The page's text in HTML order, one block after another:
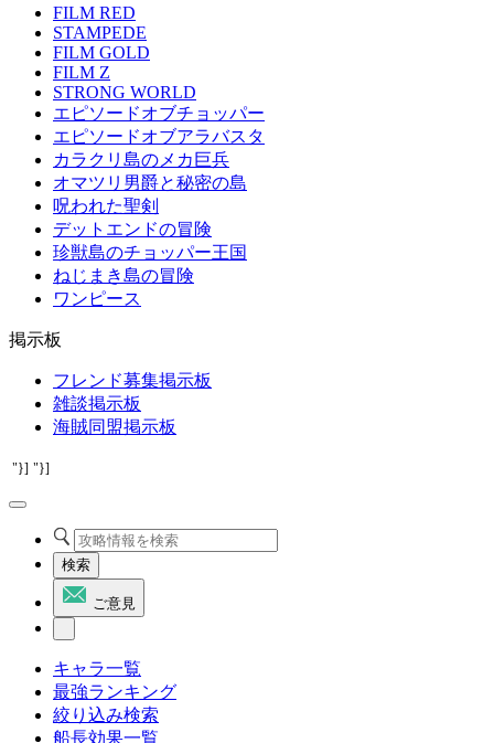
FILM RED
STAMPEDE
FILM GOLD
FILM Z
STRONG WORLD
エピソードオブチョッパー
エピソードオブアラバスタ
カラクリ島のメカ巨兵
オマツリ男爵と秘密の島
呪われた聖剣
デットエンドの冒険
珍獣島のチョッパー王国
ねじまき島の冒険
ワンピース
掲示板
フレンド募集掲示板
雑談掲示板
海賊同盟掲示板
"}] "}]
検索
ご意見
キャラ一覧
最強ランキング
絞り込み検索
船長効果一覧